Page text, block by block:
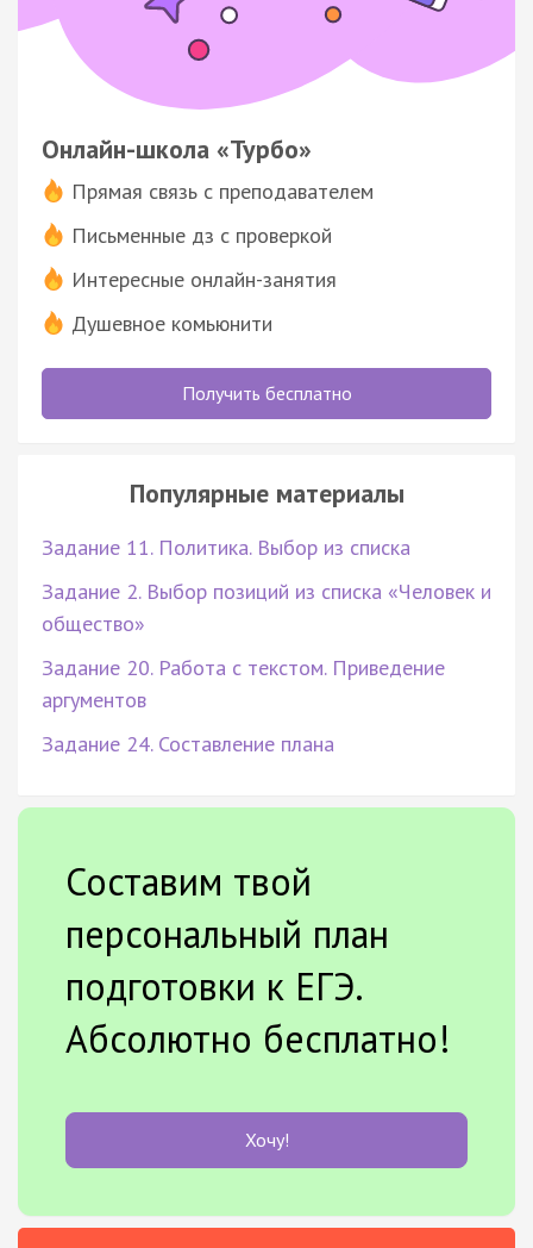
Онлайн-школа «Турбо»
Прямая связь с преподавателем
Письменные дз с проверкой
Интересные онлайн-занятия
Душевное комьюнити
Получить бесплатно
Популярные материалы
Задание 11. Политика. Выбор из списка
Задание 2. Выбор позиций из списка «Человек и
общество»
Задание 20. Работа с текстом. Приведение
аргументов
Задание 24. Составление плана
Составим твой
персональный план
подготовки к ЕГЭ.
Абсолютно бесплатно!
Хочу!